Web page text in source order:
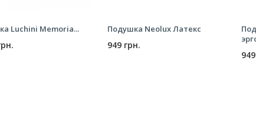
Luchini Memoria... Подушка Neolux Латекс
949 грн.